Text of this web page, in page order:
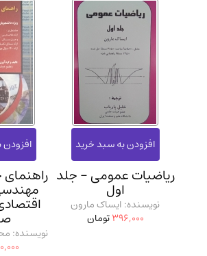
ریاضیات عمومی - جلد
اول
نویسنده: ایساک مارون
396,000تومان
نویسنده: